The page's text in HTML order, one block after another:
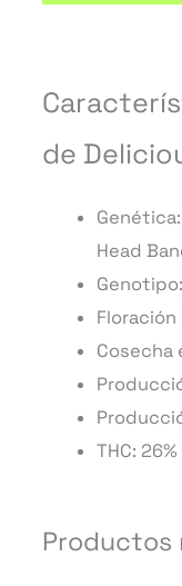
de
Head
Cosecha
THC: 26%
Productos